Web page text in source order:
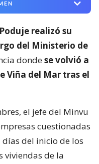
realizó su
del Ministerio de
dondese volvió a
Viña del Mar tras el
el jefe del Minvu
cuestionadas
del inicio de los
viviendas de la